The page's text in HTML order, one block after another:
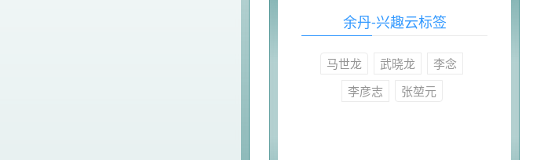
余丹-兴趣云标签
马世龙 武晓龙
李念
李彦志
张堃元